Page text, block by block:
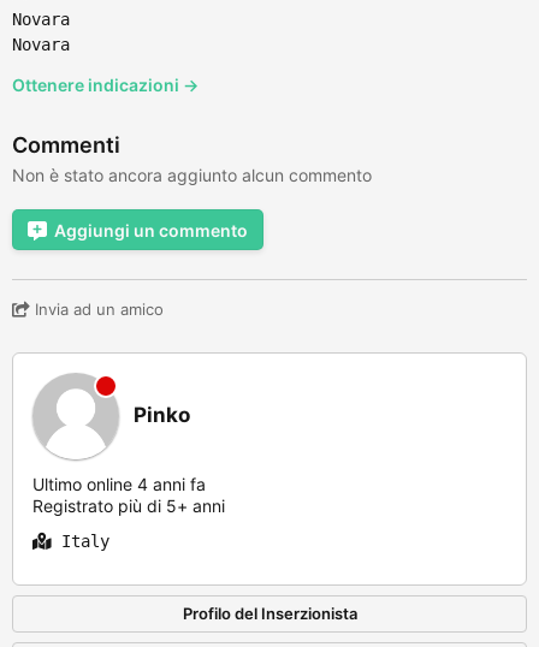
Novara
Novara
Ottenere indicazioni →
Commenti
Non è stato ancora aggiunto alcun commento
Aggiungi un commento
Invia ad un amico
Pinko
Ultimo online 4 anni fa
Registrato più di 5+ anni
Italy
Profilo del Inserzionista